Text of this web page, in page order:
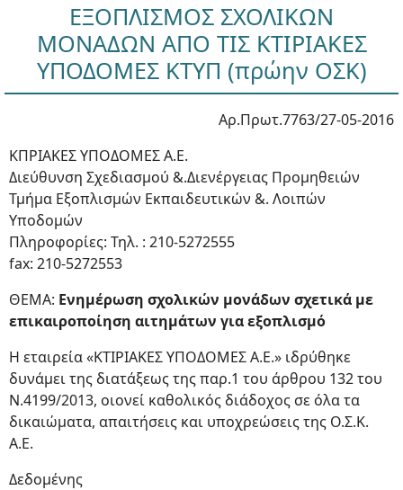
ΕΞΟΠΛΙΣΜΟΣ ΣΧΟΛΙΚΩΝ
ΜΟΝΑΔΩΝ ΑΠΟ ΤΙΣ ΚΤΙΡΙΑΚΕΣ
ΥΠΟΔΟΜΕΣ ΚΤΥΠ (πρώην ΟΣΚ)
Αρ.Πρωτ.7763/27-05-2016
ΚΠΡΙΑΚΕΣ ΥΠΟΔΟΜΕΣ A.Ε.
Διεύθυνση Σχεδιασμού &.Διενέργειας Προμηθειών
Τμήμα Εξοπλισμών Εκπαιδευτικών &. Λοιπών
Υποδομών
Πληροφορίες: Τηλ. : 210-5272555
fax: 210-5272553
ΘΕΜΑ: Ενημέρωση σχολικών μονάδων σχετικά με
επικαιροποίηση αιτημάτων για εξοπλισμό
Η εταιρεία «ΚΤΙΡΙΑΚΕΣ ΥΠΟΔΟΜΕΣ Α.Ε.» ιδρύθηκε
δυνάμει της διατάξεως της παρ.1 του άρθρου 132 του
Ν.4199/2013, οιονεί καθολικός διάδοχος σε όλα τα
δικαιώματα, απαιτήσεις και υποχρεώσεις της Ο.Σ.Κ.
Α.Ε.
Δεδομένης